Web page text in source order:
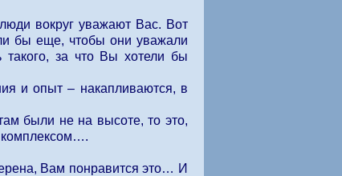
вокруг уважают Вас. Вот
бы еще, чтобы они уважали
за что Вы хотели бы
и опыт – накапливаются, в
были не на высоте, то это,
комплексом….
Вам понравится это… И